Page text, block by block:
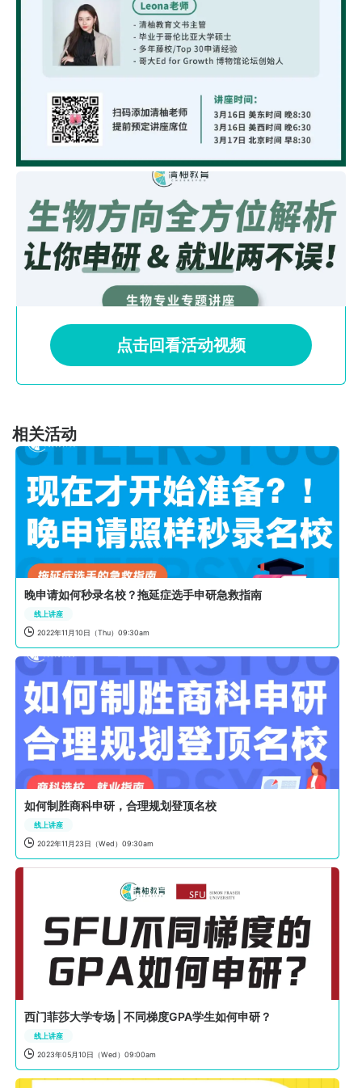
点击回看活动视频
相关活动
晚申请如何秒录名校？拖延症选手申研急救指南
线上讲座
 2022年11月10日（Thu）09:30am
如何制胜商科申研，合理规划登顶名校
线上讲座
 2022年11月23日（Wed）09:30am
西门菲莎大学专场 | 不同梯度GPA学生如何申研？
线上讲座
 2023年05月10日（Wed）09:00am